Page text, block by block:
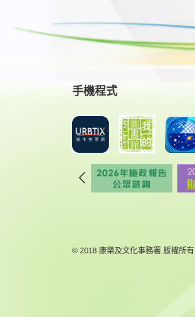
手機程式
© 2018 康樂及文化事務署 版權所有